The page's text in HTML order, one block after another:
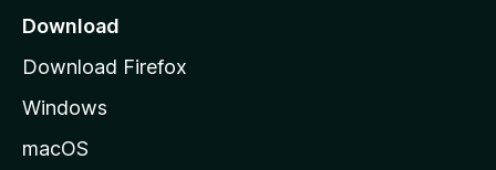
z
l
l
Download
Download Firefox
Windows
macOS